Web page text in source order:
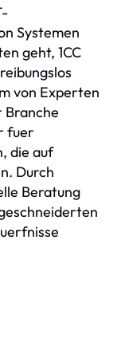
Systemen
geht, 1CC
von Experten
Branche
fuer
die auf
Durch
Beratung